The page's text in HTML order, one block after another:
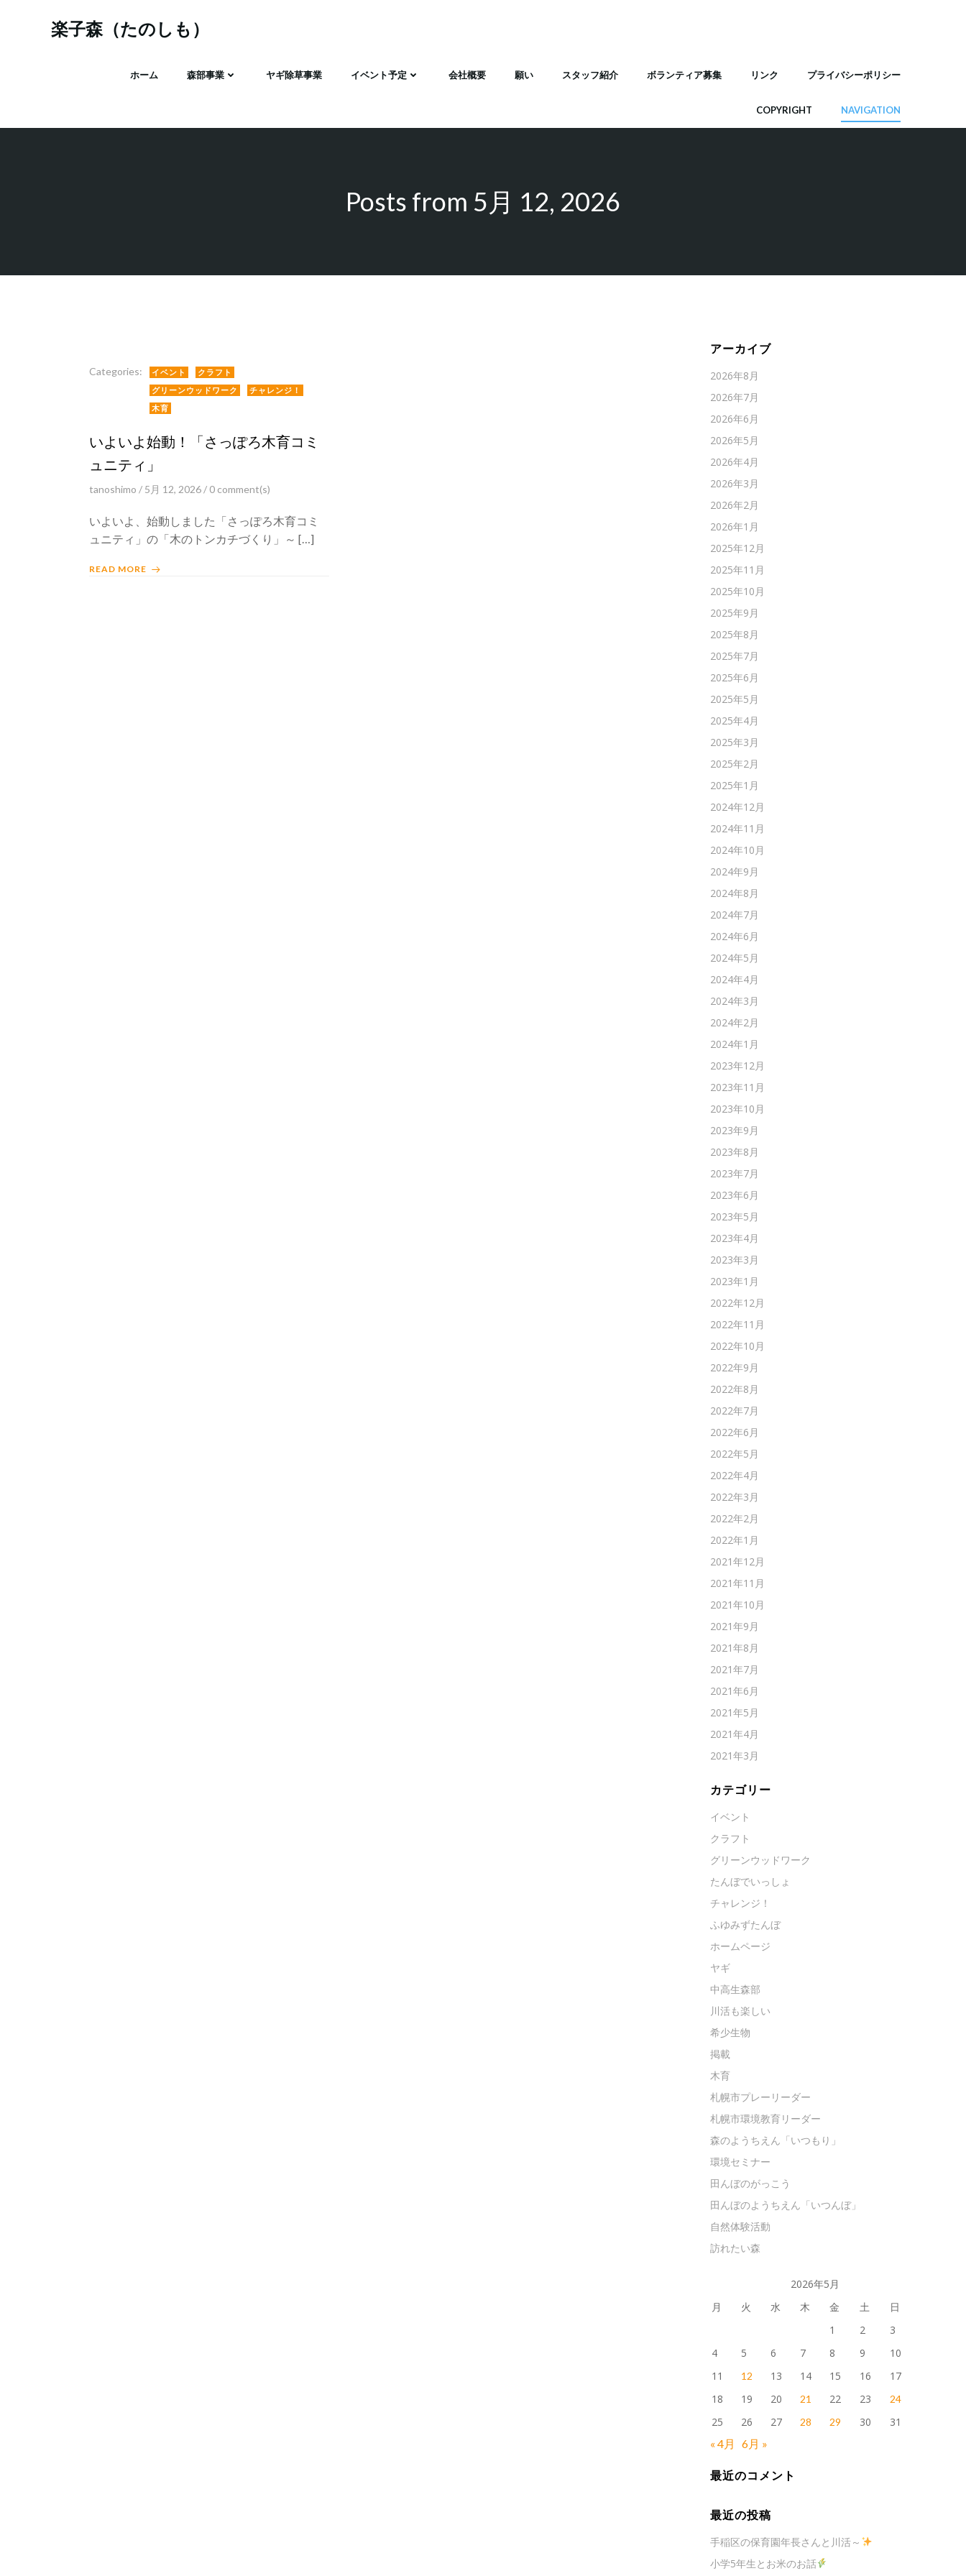
キ
楽子森（たのしも）
ホーム 森部事業 ヤギ除草事業 イベント予定 会社概要 願い スタッフ紹介 ボランティア募集 リンク プライバシーポリシー
COPYRIGHT NAVIGATION
Posts from 5月 12, 2026
Categories: イベント
クラフト
グリーンウッドワーク
チャレンジ！
木育
いよいよ始動！「さっぽろ木育コミ
ュニティ」
tanoshimo / 5月 12, 2026/ 0 comment(s)
いよいよ、始動しました「さっぽろ木育コミ
ュニティ」の「木のトンカチづくり」～ […]
READ MORE
アーカイブ
2026年8月
2026年7月
2026年6月
2026年5月
2026年4月
2026年3月
2026年2月
2026年1月
2025年12月
2025年11月
2025年10月
2025年9月
2025年8月
2025年7月
2025年6月
2025年5月
2025年4月
2025年3月
2025年2月
2025年1月
2024年12月
2024年11月
2024年10月
2024年9月
2024年8月
2024年7月
2024年6月
2024年5月
2024年4月
2024年3月
2024年2月
2024年1月
2023年12月
2023年11月
2023年10月
2023年9月
2023年8月
2023年7月
2023年6月
2023年5月
2023年4月
2023年3月
2023年1月
2022年12月
2022年11月
2022年10月
2022年9月
2022年8月
2022年7月
2022年6月
2022年5月
2022年4月
2022年3月
2022年2月
2022年1月
2021年12月
2021年11月
2021年10月
2021年9月
2021年8月
2021年7月
2021年6月
2021年5月
2021年4月
2021年3月
カテゴリー
イベント
クラフト
グリーンウッドワーク
たんぼでいっしょ
チャレンジ！
ふゆみずたんぼ
ホームページ
ヤギ
中高生森部
川活も楽しい
希少生物
掲載
木育
札幌市プレーリーダー
札幌市環境教育リーダー
森のようちえん「いつもり」
環境セミナー
田んぼのがっこう
田んぼのようちえん「いつんぼ」
自然体験活動
訪れたい森
2026年5月
月
火 水 木 金 土
日
1
2
3
4
5 6 7 8 9
10
11
12 13 14 15 16
17
18
19 20 21 22 23 24
25 26 27 28 29 30
31
« 4月
6月 »
最近のコメント
最近の投稿
手稲区の保育園年長さんと川活～
小学5年生とお米のお話